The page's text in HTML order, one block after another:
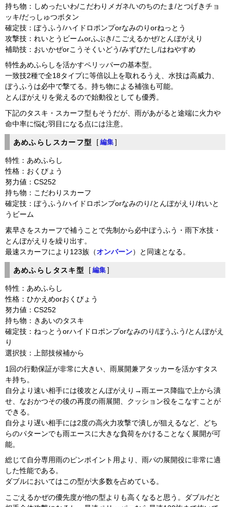
持ち物：しめったいわ/こだわりメガネ/いのちのたま/とつげきチョ
ッキ/だっしゅつボタン
確定技：ぼうふう/ハイドロポンプorなみのりorねっとう
攻撃技：れいとうビームorふぶき/こごえるかぜ/とんぼがえり
補助技：おいかぜorこうそくいどう/みずびたし/はねやすめ
特性あめふらしを活かすペリッパーの基本型。
一致技2種で全18タイプに等倍以上を取れるうえ、水技は高威力、
ぼうふうは必中で撃てる。持ち物による補強も可能。
とんぼがえりを覚えるので始動役としても優秀。
下記のタスキ・スカーフ型もそうだが、雨があがると途端に火力や
命中率に悩む羽目になる点には注意。
あめふらしスカーフ型 [ 編集 ]
特性：あめふらし
性格：おくびょう
努力値：CS252
持ち物：こだわりスカーフ
確定技：ぼうふう/ハイドロポンプorなみのり/とんぼがえり/れいと
うビーム
素早さをスカーフで補うことで先制から必中ぼうふう・雨下水技・
とんぼがえりを繰り出す。
最速スカーフにより123族（オンバーン）と同速となる。
あめふらしタスキ型 [ 編集 ]
特性：あめふらし
性格：ひかえめorおくびょう
努力値：CS252
持ち物：きあいのタスキ
確定技：ねっとうorハイドロポンプorなみのり/ぼうふう/とんぼがえ
り
選択技：上部技候補から
1回の行動保証が非常に大きい、雨展開兼アタッカーを活かすタス
キ持ち。
自分より速い相手には後攻とんぼがえり→雨エース降臨で上から潰
せ、なおかつその後の再度の雨展開、クッション役をこなすことが
できる。
自分より遅い相手には2度の高火力攻撃で潰しが狙えるなど、どち
らのパターンでも雨エースに大きな負荷をかけることなく展開が可
能。
総じて自分専用雨のピンポイント用より、雨パの展開役に非常に適
した性能である。
ダブルにおいてはこの型が大多数を占めている。
こごえるかぜの優先度が他の型よりも高くなると思う。ダブルだと